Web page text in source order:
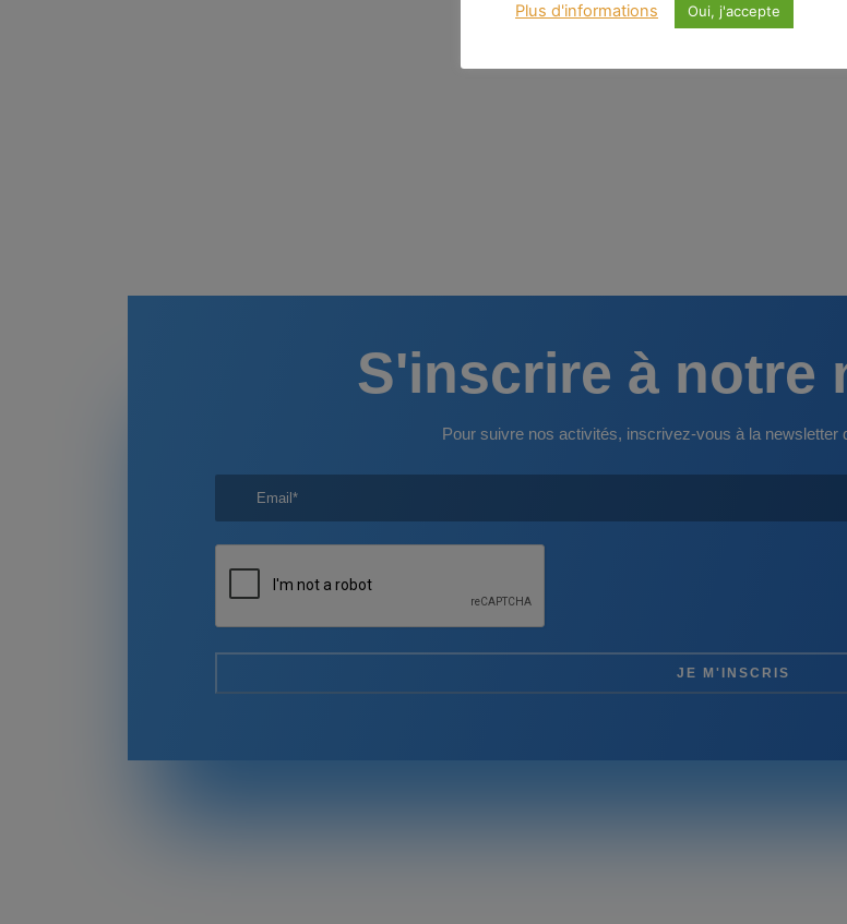
S'inscrire à notre
Pour suivre nos activités, inscrivez-vous à la newsletter
Plus d'informations Oui, j'accepte